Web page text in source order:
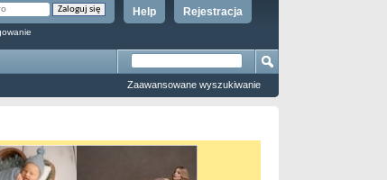
Rejestracja
Help
Zaawansowane wyszukiwanie